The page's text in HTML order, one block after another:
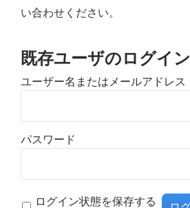
い合わせください。
既存ユーザのログイン
ユーザー名またはメールアドレス
パスワード
ログイン状態を保存する